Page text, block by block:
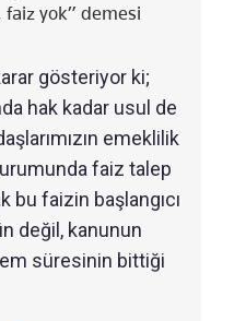
yok” demesi
gösteriyor ki;
hak kadar usul de
emeklilik
faiz talep
bu faizin başlangıcı
değil, kanunun
süresinin bittiği